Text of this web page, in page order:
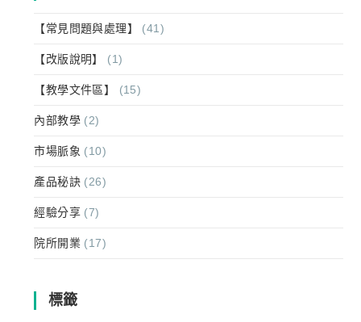
【常見問題與處理】 (41)
【改版說明】 (1)
【教學文件區】 (15)
內部教學 (2)
市場脈象 (10)
產品秘訣 (26)
經驗分享 (7)
院所開業 (17)
標籤